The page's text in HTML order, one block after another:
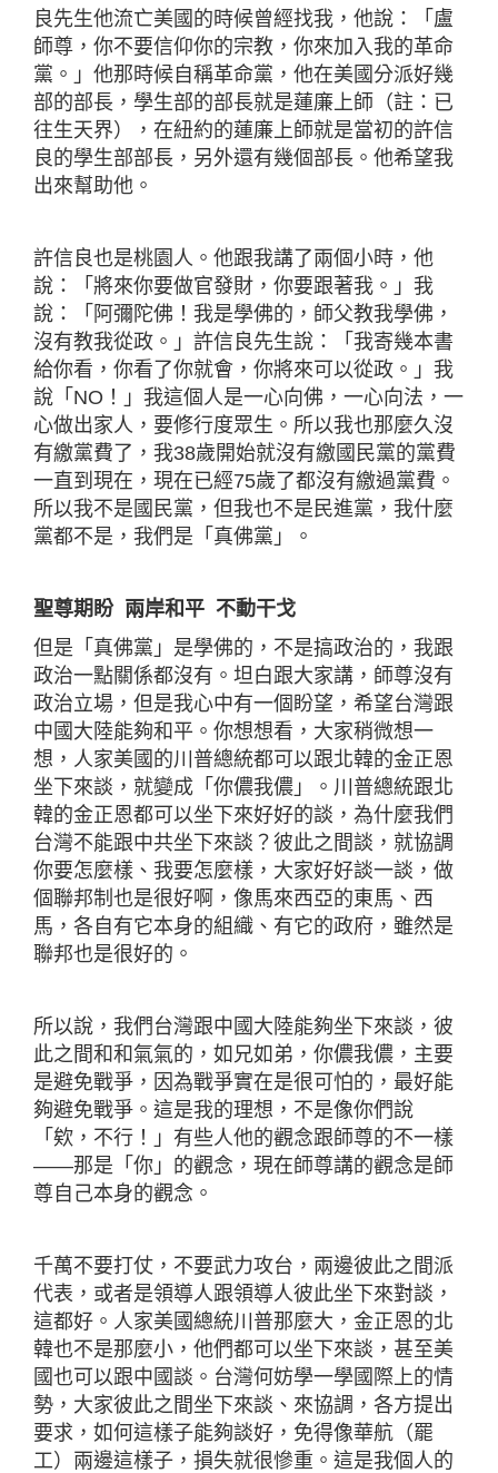
良先生他流亡美國的時候曾經找我，他說：「盧
師尊，你不要信仰你的宗教，你來加入我的革命
黨。」他那時候自稱革命黨，他在美國分派好幾
部的部長，學生部的部長就是蓮廉上師（註：已
往生天界），在紐約的蓮廉上師就是當初的許信
良的學生部部長，另外還有幾個部長。他希望我
出來幫助他。
許信良也是桃園人。他跟我講了兩個小時，他
說：「將來你要做官發財，你要跟著我。」我
說：「阿彌陀佛！我是學佛的，師父教我學佛，
沒有教我從政。」許信良先生說：「我寄幾本書
給你看，你看了你就會，你將來可以從政。」我
說「NO！」我這個人是一心向佛，一心向法，一
心做出家人，要修行度眾生。所以我也那麼久沒
有繳黨費了，我38歲開始就沒有繳國民黨的黨費
一直到現在，現在已經75歲了都沒有繳過黨費。
所以我不是國民黨，但我也不是民進黨，我什麼
黨都不是，我們是「真佛黨」。
聖尊期盼 兩岸和平 不動干戈
但是「真佛黨」是學佛的，不是搞政治的，我跟
政治一點關係都沒有。坦白跟大家講，師尊沒有
政治立場，但是我心中有一個盼望，希望台灣跟
中國大陸能夠和平。你想想看，大家稍微想一
想，人家美國的川普總統都可以跟北韓的金正恩
坐下來談，就變成「你儂我儂」。川普總統跟北
韓的金正恩都可以坐下來好好的談，為什麼我們
台灣不能跟中共坐下來談？彼此之間談，就協調
你要怎麼樣、我要怎麼樣，大家好好談一談，做
個聯邦制也是很好啊，像馬來西亞的東馬、西
馬，各自有它本身的組織、有它的政府，雖然是
聯邦也是很好的。
所以說，我們台灣跟中國大陸能夠坐下來談，彼
此之間和和氣氣的，如兄如弟，你儂我儂，主要
是避免戰爭，因為戰爭實在是很可怕的，最好能
夠避免戰爭。這是我的理想，不是像你們說
「欸，不行！」有些人他的觀念跟師尊的不一樣
――那是「你」的觀念，現在師尊講的觀念是師
尊自己本身的觀念。
千萬不要打仗，不要武力攻台，兩邊彼此之間派
代表，或者是領導人跟領導人彼此坐下來對談，
這都好。人家美國總統川普那麼大，金正恩的北
韓也不是那麼小，他們都可以坐下來談，甚至美
國也可以跟中國談。台灣何妨學一學國際上的情
勢，大家彼此之間坐下來談、來協調，各方提出
要求，如何這樣子能夠談好，免得像華航（罷
工）兩邊這樣子，損失就很慘重。這是我個人的